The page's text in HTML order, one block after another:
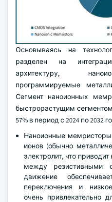
Основываясь на
разделен на
архитектуру,
программируемые
Сегмент наноионных
быстрорастущим
57% в период с 2024 по 2032
Наноионные
ионов (обычно
электролит, что
между резистивными
движение
переключения и
очень привлекательно